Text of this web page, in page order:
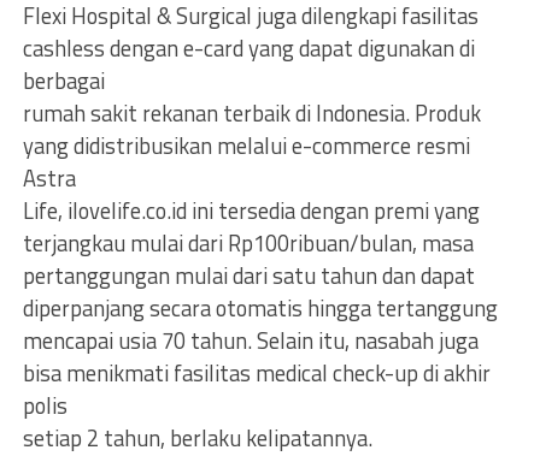
Flexi Hospital & Surgical juga dilengkapi fasilitas
cashless dengan e-card yang dapat digunakan di
berbagai
rumah sakit rekanan terbaik di Indonesia. Produk
yang didistribusikan melalui e-commerce resmi
Astra
Life, ilovelife.co.id ini tersedia dengan premi yang
terjangkau mulai dari Rp100ribuan/bulan, masa
pertanggungan mulai dari satu tahun dan dapat
diperpanjang secara otomatis hingga tertanggung
mencapai usia 70 tahun. Selain itu, nasabah juga
bisa menikmati fasilitas medical check-up di akhir
polis
setiap 2 tahun, berlaku kelipatannya.